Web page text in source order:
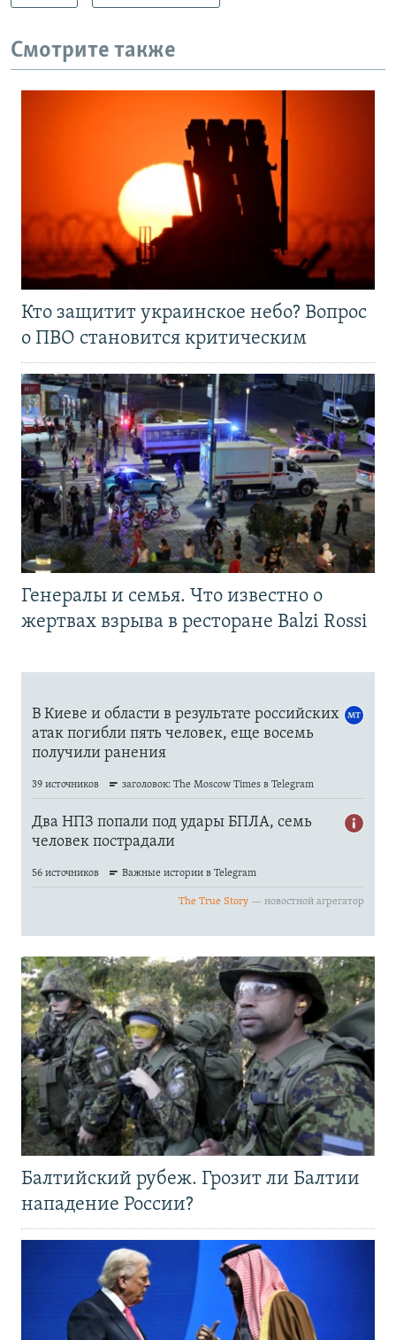
Смотрите также
Кто защитит украинское небо? Вопрос
о ПВО становится критическим
Генералы и семья. Что известно о
жертвах взрыва в ресторане Balzi Rossi
Балтийский рубеж. Грозит ли Балтии
нападение России?